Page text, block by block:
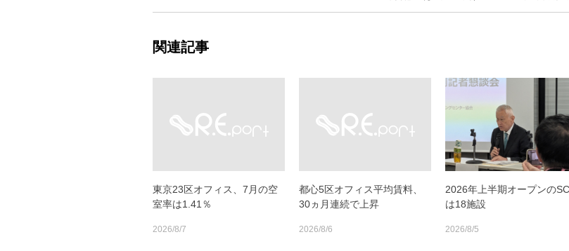
関連記事
東京23区オフィス、7月の空
室率は1.41％
2026/8/7
都心5区オフィス平均賃料、
30ヵ月連続で上昇
2026/8/6
2026年上半期オープンのSC
は18施設
2026/8/5